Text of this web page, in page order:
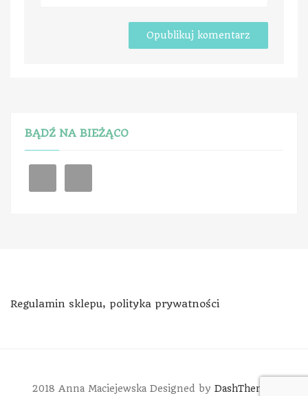
BĄDŹ NA BIEŻĄCO
Regulamin sklepu, polityka prywatności
2018 Anna MaciejewskaDesigned by DashThemes